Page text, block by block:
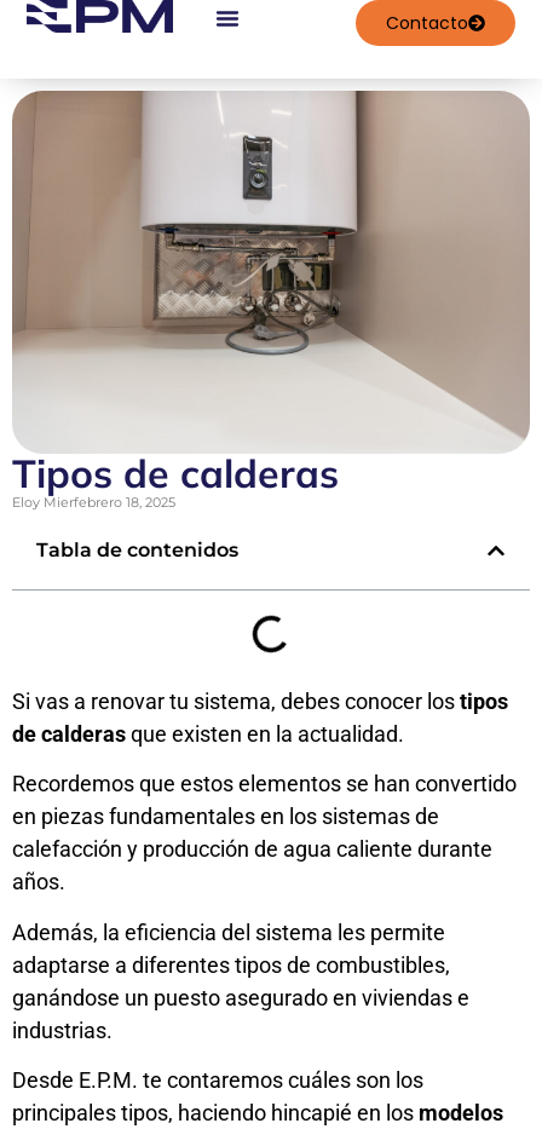
contenido Contacto
Tipos de calderas
Eloy Mierfebrero 18, 2025
Tabla de contenidos
Si vas a renovar tu sistema, debes conocer lostipos
de calderasque existen en la actualidad.
Recordemos que estos elementos se han convertido
en piezas fundamentales en los sistemas de
calefacción y producción de agua caliente durante
años.
Además, la eficiencia del sistema les permite
adaptarse a diferentes tipos de combustibles,
ganándose un puesto asegurado en viviendas e
industrias.
Desde E.P.M. te contaremos cuáles son los
principales tipos, haciendo hincapié en los modelos